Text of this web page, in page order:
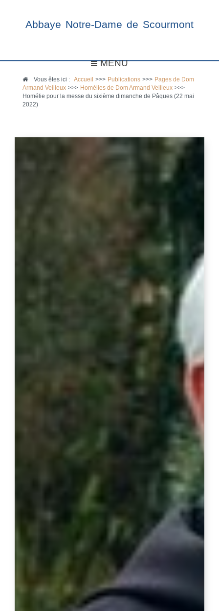
Abbaye Notre-Dame de Scourmont
MENU
Vous êtes ici :Accueil >>> Publications >>> Pages de Dom
Armand Veilleux >>> Homélies de Dom Armand Veilleux >>>
Homélie pour la messe du sixième dimanche de Pâques (22 mai
2022)